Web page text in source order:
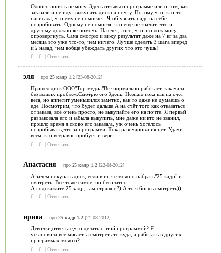
Одного понять не могу. Здесь отзывы о программе или о том, как
заказали и не идут выкупать диск на почту. Потому что, кто-то
написала, что ему не помогает. Чтоб узнать надо на себе
попробовать. Одному не помогло, это еще не значит, что и
другому должно не помочь. На счет, того, что это лож могу
опровергнуть. Сама смотрю и вижу результат даже на 7 кг за два
месяца это уже что-то, чем ничего. Лучше сделать 3 шага вперед
и 2 назад, чем вобще убеждать других что это чушь!
6
| 6 | Ответить
эля про 25 кадр 1.2[23-08-2012]
Пришёл диск ООО"Тор медиа"Всё нормально работает, закачала
без всяких проблем.Смотрю его 3день. Незнаю пока как на счёт
веса, но аппетит уменьшился заметно, как то даже не думаешь о
еде. Посмотрим, что будет дальше.А на счёт того как отказаться
от заказа, всё очень просто, не выкупайте его на почте. Я первый
раз закозала его и забыла выкупить, мне даже ни кто не званил,
прошло время я сново его заказала, уж очень хотелось
попробывать,что за программа. Пока разочарования нет. Удачи
всем, кто всёравно пробует и верит.
6
| 6 | Ответить
Анастасия про 25 кадр 1.2[22-08-2012]
А зачем покупать диск, если в инете можно набрать"25 кадр" и
смотреть. Всё тоже самое, но бесплатно.
А подскажите 25 кадр, там страшно?) А то я боюсь смотреть))
6
| 6 | Ответить
ирина про 25 кадр 1.2[21-08-2012]
Девочки,ответьте,что делать с этой программой? Я
установила,все мигает, а смотреть то куда, а работать в других
программах можно?
6
| 6 | Ответить